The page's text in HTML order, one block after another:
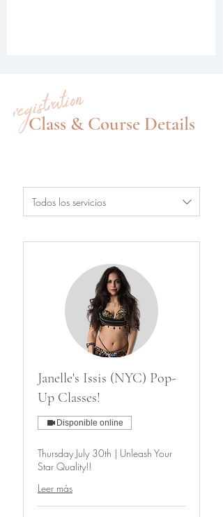
registration
Class & Course Details
Todos los servicios
Janelle's Issis (NYC) Pop-
Up Classes!
Disponible online
Thursday July 30th | Unleash Your
Star Quality!!
Leer más